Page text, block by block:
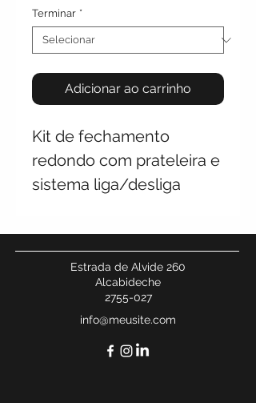
Terminar *
Adicionar ao carrinho
Kit de fechamento
redondo com prateleira e
sistema liga/desliga
Estrada de Alvide 260
Alcabideche
2755-027
info@meusite.com